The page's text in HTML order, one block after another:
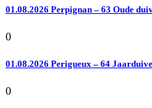
01.08.2026 Perpignan – 63 Oude
0
01.08.2026 Perigueux – 64
0